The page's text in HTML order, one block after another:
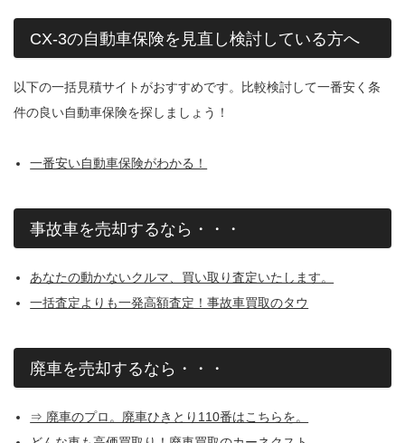
CX-3の自動車保険を見直し検討している方へ
以下の一括見積サイトがおすすめです。比較検討して一番安く条
件の良い自動車保険を探しましょう！
一番安い自動車保険がわかる！
事故車を売却するなら・・・
あなたの動かないクルマ、買い取り査定いたします。
一括査定よりも一発高額査定！事故車買取のタウ
廃車を売却するなら・・・
⇒ 廃車のプロ。廃車ひきとり110番はこちらを。